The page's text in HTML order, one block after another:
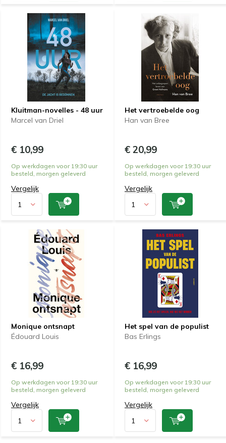
Kluitman-novelles - 48 uur
Marcel van Driel
€ 10,99
Op werkdagen voor 19:30 uur
besteld, morgen geleverd
Vergelijk
Het vertroebelde oog
Han van Bree
€ 20,99
Op werkdagen voor 19:30 uur
besteld, morgen geleverd
Vergelijk
Monique ontsnapt
Édouard Louis
€ 16,99
Op werkdagen voor 19:30 uur
besteld, morgen geleverd
Vergelijk
Het spel van de populist
Bas Erlings
€ 16,99
Op werkdagen voor 19:30 uur
besteld, morgen geleverd
Vergelijk